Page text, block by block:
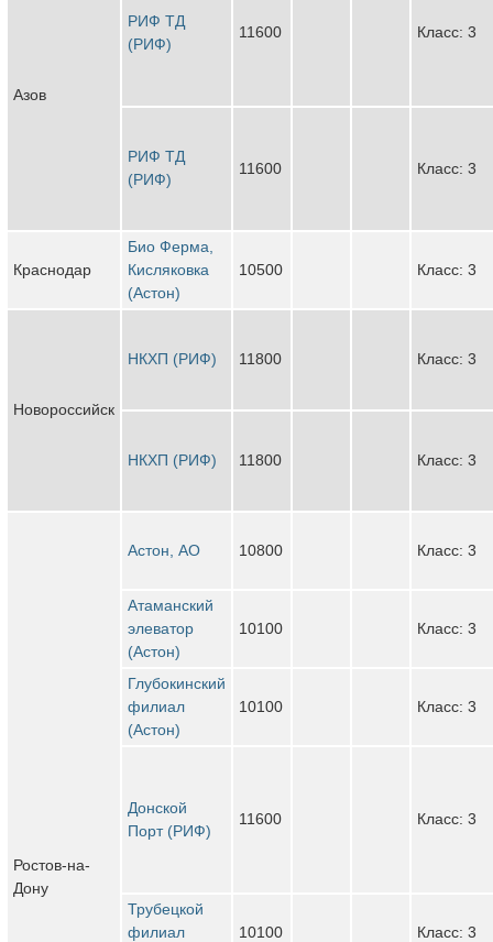
Азов
РИФ ТД
(РИФ)
11600 Класс: 3
РИФ ТД
(РИФ)
11600 Класс: 3
Краснодар
Био Ферма,
Кисляковка
(Астон)
10500 Класс: 3
Новороссийск
НКХП (РИФ) 11800 Класс: 3
НКХП (РИФ) 11800 Класс: 3
Ростов-на-
Дону
Астон, АО 10800 Класс: 3
Атаманский
элеватор
(Астон)
10100 Класс: 3
Глубокинский
филиал
(Астон)
10100 Класс: 3
Донской
Порт (РИФ)
11600 Класс: 3
Трубецкой
филиал
10100 Класс: 3